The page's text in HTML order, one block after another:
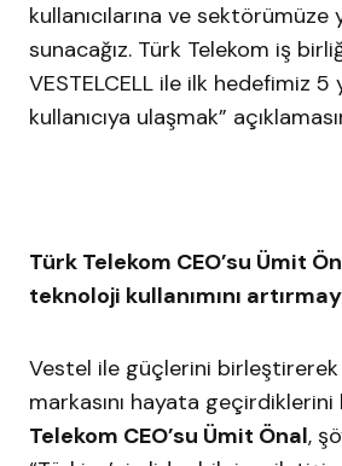
kullanıcılarına ve
sunacağız. Türk Telekom iş
VESTELCELL ile ilk hedefimiz 5
kullanıcıya ulaşmak”
Türk Telekom CEO’su Ümit
teknoloji kullanımını
Vestel ile güçlerini birleştirerek
markasını hayata
Telekom CEO’su Ümit Önal,